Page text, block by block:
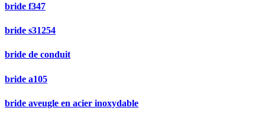
bride f347
bride s31254
bride de conduit
bride a105
bride aveugle en acier inoxydable